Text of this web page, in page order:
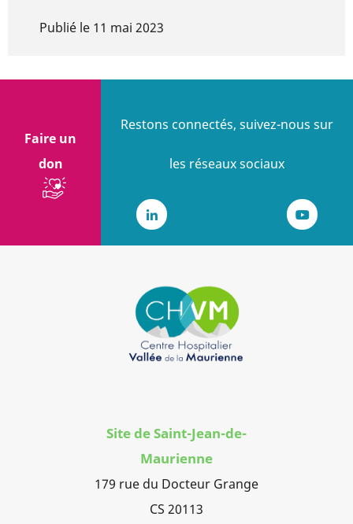
Publié le 11 mai 2023
Faire un
don
Restons connectés, suivez-nous sur
les réseaux sociaux
LinkedIn
Site de Saint-Jean-de-
Maurienne
179 rue du Docteur Grange
CS 20113